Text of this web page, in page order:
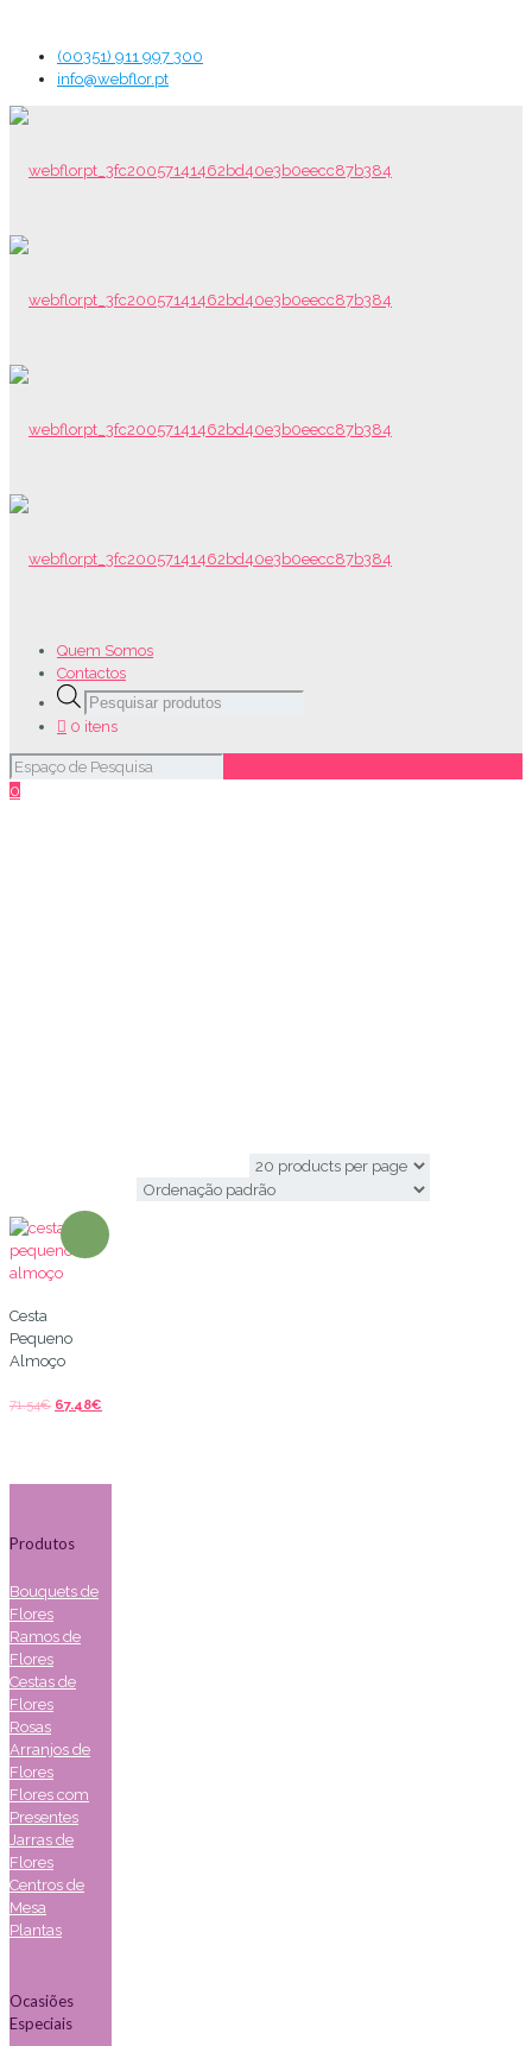
(00351) 911 997 300
info@webflor.pt
Quem Somos
Contactos
Products
search
0 itens
0
Cesta
Pequeno
Almoço
71.54€ 67.48€
Produtos
Bouquets de
Flores
Ramos de
Flores
Cestas de
Flores
Rosas
Arranjos de
Flores
Flores com
Presentes
Jarras de
Flores
Centros de
Mesa
Plantas
Ocasiões
Especiais